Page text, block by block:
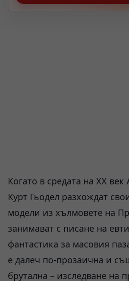
Когато в средата на XX
Курт Гьодел разхождат
модели из хълмовете на
занимават с писане на
фантастика за масовия
е далеч по-прозаична и
брутална – изследване на